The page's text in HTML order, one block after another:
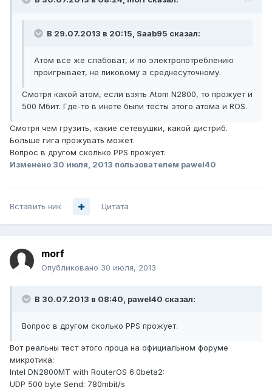
В 29.07.2013 в 20:15, Saab95 сказал:
Атом все же слабоват, и по электропотреблению
проигрывает, не пиковому а среднесуточному.
Смотря какой атом, если взять Atom N2800, то прожует и
500 Мбит. Где-то в инете были тесты этого атома и ROS.
Смотря чем грузить, какие сетевушки, какой дистриб.
Больше гига прожувать может.
Вопрос в другом сколько PPS прожует.
Изменено 30 июля, 2013 пользователем pawel40
Вставить ник Цитата
morf
Опубликовано 30 июля, 2013
В 30.07.2013 в 08:40, pawel40 сказал:
Вопрос в другом сколько PPS прожует.
Вот реальны тест этого проца на официальном форуме
микротика:
Intel DN2800MT with RouterOS 6.0beta2:
UDP 500 byte Send: 780mbit/s